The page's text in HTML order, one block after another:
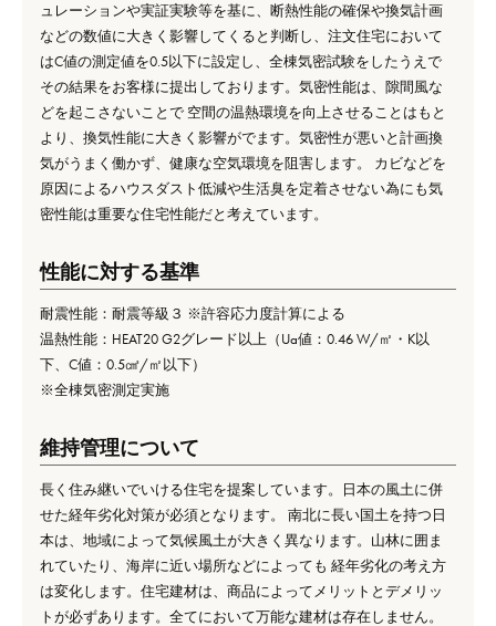
ュレーションや実証実験等を基に、断熱性能の確保や換気計画
などの数値に大きく影響してくると判断し、注文住宅において
はC値の測定値を0.5以下に設定し、全棟気密試験をしたうえで
その結果をお客様に提出しております。気密性能は、隙間風な
どを起こさないことで 空間の温熱環境を向上させることはもと
より、換気性能に大きく影響がでます。気密性が悪いと計画換
気がうまく働かず、健康な空気環境を阻害します。 カビなどを
原因によるハウスダスト低減や生活臭を定着させない為にも気
密性能は重要な住宅性能だと考えています。
性能に対する基準
耐震性能：耐震等級３ ※許容応力度計算による
温熱性能：HEAT20 G2グレード以上（Ua値：0.46 W/㎡・K以
下、C値：0.5㎠/㎡以下）
※全棟気密測定実施
維持管理について
長く住み継いでいける住宅を提案しています。日本の風土に併
せた経年劣化対策が必須となります。 南北に長い国土を持つ日
本は、地域によって気候風土が大きく異なります。山林に囲ま
れていたり、海岸に近い場所などによっても 経年劣化の考え方
は変化します。住宅建材は、商品によってメリットとデメリッ
トが必ずあります。全てにおいて万能な建材は存在しません。